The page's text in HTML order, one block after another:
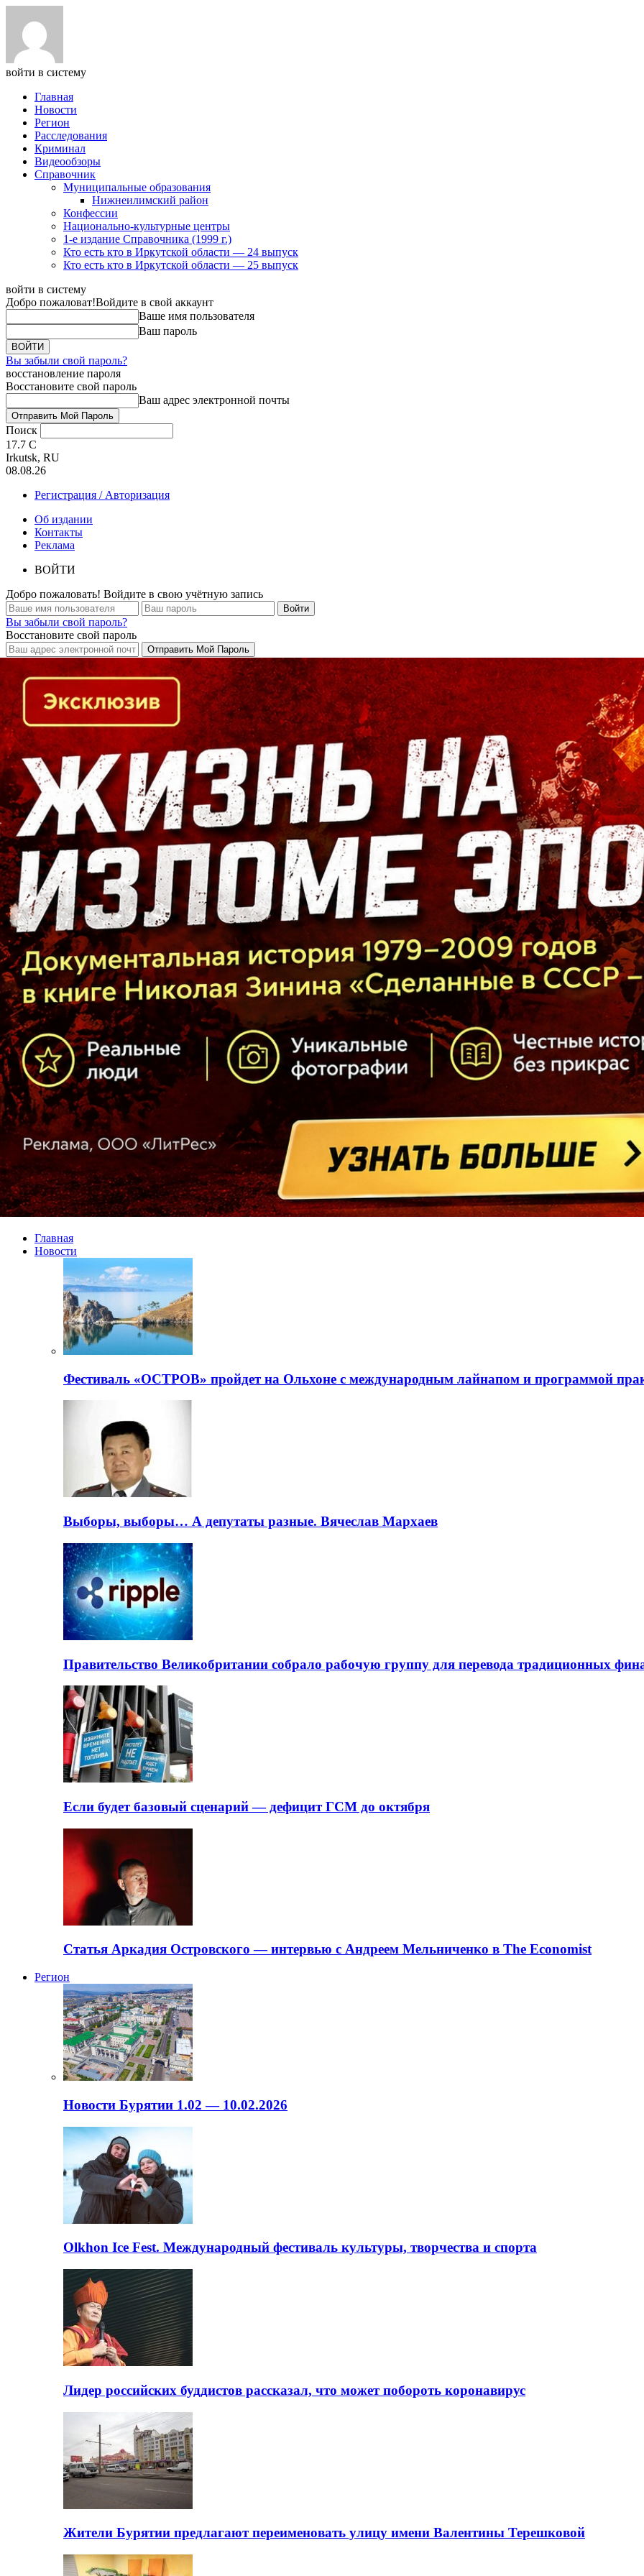
войти в систему
Главная
Новости
Регион
Расследования
Криминал
Видеообзоры
Справочник
Муниципальные образования
Нижнеилимский район
Конфессии
Национально-культурные центры
1-е издание Справочника (1999 г.)
Кто есть кто в Иркутской области — 24 выпуск
Кто есть кто в Иркутской области — 25 выпуск
войти в систему
Добро пожаловат!Войдите в свой аккаунт
Ваше имя пользователя
Ваш пароль
Вы забыли свой пароль?
восстановление пароля
Восстановите свой пароль
Ваш адрес электронной почты
Поиск
17.7 C
Irkutsk, RU
08.08.26
Регистрация / Авторизация
Об издании
Контакты
Реклама
ВОЙТИ
Добро пожаловать! Войдите в свою учётную запись
Вы забыли свой пароль?
Восстановите свой пароль
Кто есть кто в Байкальском регионе
Главная
Новости
Фестиваль «ОСТРОВ» пройдет на Ольхоне с международным лайнапом и программой
Выборы, выборы… А депутаты разные. Вячеслав Мархаев
Правительство Великобритании собрало рабочую группу для перевода традиционных
Если будет базовый сценарий — дефицит ГСМ до октября
Статья Аркадия Островского — интервью с Андреем Мельниченко в The Economist
Регион
Новости Бурятии 1.02 — 10.02.2026
Olkhon Ice Fest. Международный фестиваль культуры, творчества и спорта
Лидер российских буддистов рассказал, что может побороть коронавирус
Жители Бурятии предлагают переименовать улицу имени Валентины Терешковой